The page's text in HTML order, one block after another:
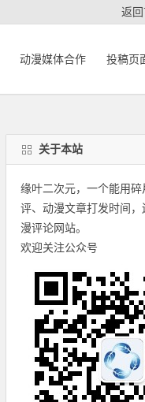
返
动漫媒体合作 投稿页
关于本站
缘叶二次元，一个能用
评、动漫文章打发时间
漫评论网站。
欢迎关注公众号